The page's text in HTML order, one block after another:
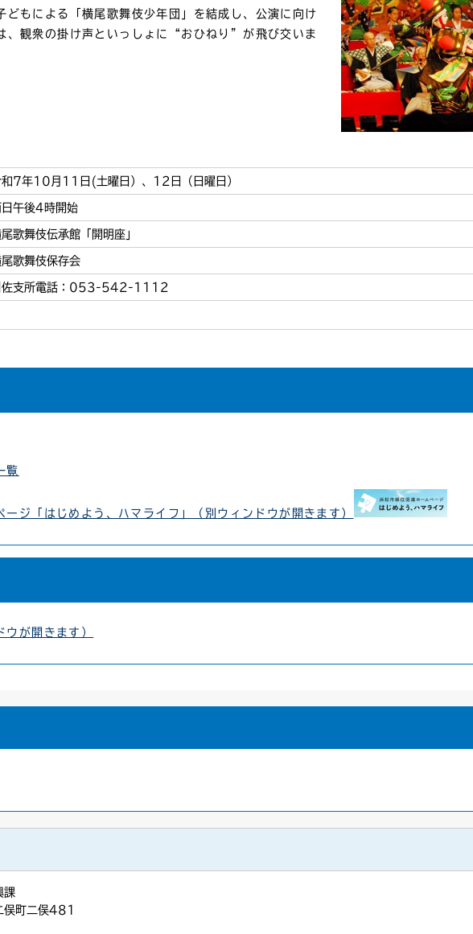
どもによる「横尾歌舞伎少年団」を結成し、公演に向け
、観衆の掛け声といっしょに“おひねり”が飛び交いま
和7年10月11日(土曜日）、12日（日曜日）
日午後4時開始
歌舞伎伝承館「開明座」
歌舞伎保存会
佐支所電話：053-542-1112
覧
ージ「はじめよう、ハマライフ」（別ウィンドウが開きます）
が開きます）
課
町二俣481